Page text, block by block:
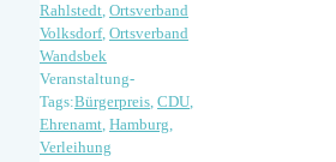
Rahlstedt, Ortsverband
Volksdorf, Ortsverband
Wandsbek
Veranstaltung-
Tags:Bürgerpreis, CDU,
Ehrenamt, Hamburg,
Verleihung